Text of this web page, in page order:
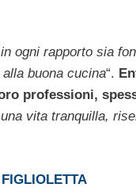
ogni rapporto sia
buona cucina“.
professioni,
vita tranquilla,